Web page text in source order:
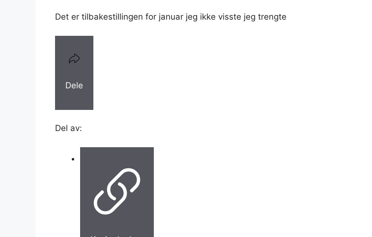
Det er tilbakestillingen for januar jeg ikke visste jeg trengte
Dele
Del av: